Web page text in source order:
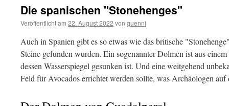
Die spanischen "Stonehenges"
Veröffentlicht am 22. August 2022 von guenni
Auch in Spanien gibt es so etwas wie das britische
Steine gefunden wurden. Ein sogenannter Dolmen ist aus
dessen Wasserspiegel gesunken ist. Und eine weitgehend
Feld für Avocados errichtet werden sollte, was Archäologen auf